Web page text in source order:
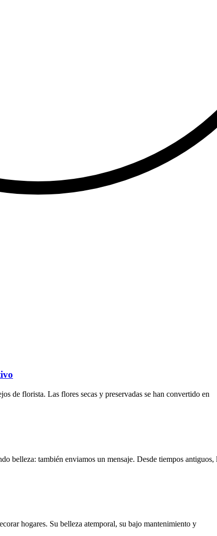
de florista. Las flores secas y preservadas se han convertido en
belleza: también enviamos un mensaje. Desde tiempos antiguos,
hogares. Su belleza atemporal, su bajo mantenimiento y